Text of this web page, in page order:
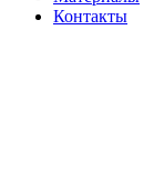
Контакты